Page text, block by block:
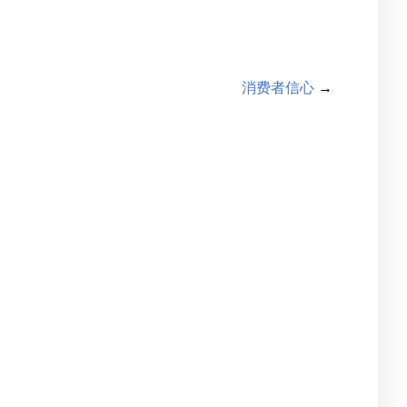
消费者信心 →